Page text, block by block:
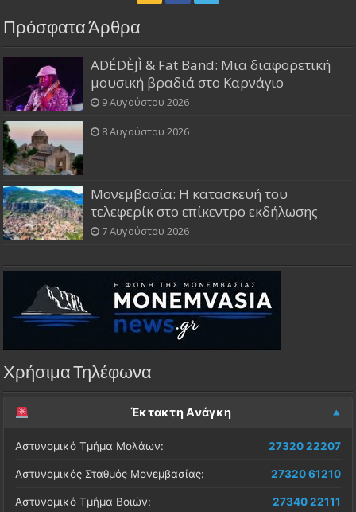
Πρόσφατα Άρθρα
ADÉDÈJÌ & Fat Band: Μια διαφορετική
μουσική βραδιά στο Καρνάγιο
9 Αυγούστου 2026
8 Αυγούστου 2026
Μονεμβασία: Η κατασκευή του
τελεφερίκ στο επίκεντρο εκδήλωσης
7 Αυγούστου 2026
Χρήσιμα Τηλέφωνα
Έκτακτη Ανάγκη
Αστυνομικό Τμήμα Μολάων: 27320 22207
Αστυνομικός Σταθμός Μονεμβασίας: 27320 61210
Αστυνομικό Τμήμα Βοιών: 27340 22111